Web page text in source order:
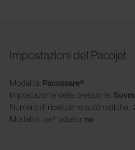
Impostazioni del Pacojet
Modalità: Pacossare®
Impostazione della pressione:
Numero di ripetizione automatiche :
Modalità Jet® adatta: no